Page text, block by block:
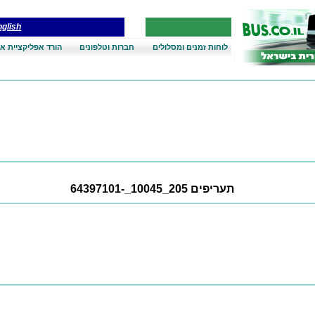
לוחות זמנים ומסלולים חברות וטלפונים הורד אפליקציית
תעריפים 205_10045_-64397101